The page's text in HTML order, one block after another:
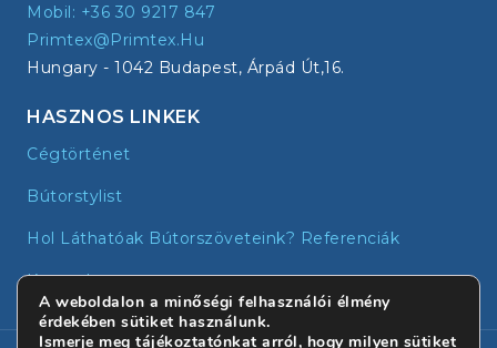
Mobil: +36 30 9217 847
Primtex@primtex.hu
Hungary - 1042 Budapest, Árpád Út,16.
HASZNOS LINKEK
Cégtörténet
Bútorstylist
Hol Láthatóak Bútorszöveteink? Referenciák
Kapcsolat
A weboldalon a minőségi felhasználói élmény
érdekében sütiket használunk.
Ismerje meg tájékoztatónkat arról, hogy milyen sütiket